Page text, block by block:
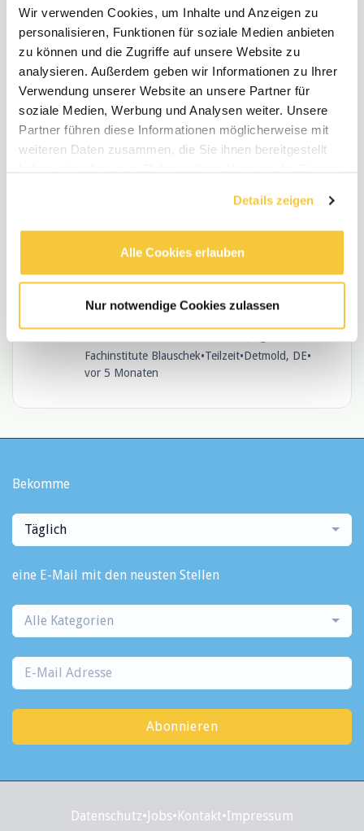
Wir verwenden Cookies, um Inhalte und Anzeigen zu
personalisieren, Funktionen für soziale Medien anbieten
zu können und die Zugriffe auf unsere Website zu
analysieren. Außerdem geben wir Informationen zu Ihrer
Verwendung unserer Website an unsere Partner für
soziale Medien, Werbung und Analysen weiter. Unsere
Partner führen diese Informationen möglicherweise mit
weiteren Daten zusammen, die Sie ihnen bereitgestellt
Details zeigen
Alle Cookies erlauben
Nur notwendige Cookies zulassen
Erzieher*in (m/w/d) in Steinheim
PariSozial Lippe gGmbH•Vollzeit•
Steinheim, NW, DE•vor 4 Monaten
Pädagogische Fachkraft oder Erzieher/in
(m/w/d)
vor 4 Monaten
Sozialpädagogen, Sozialarbeiter,
Heilerziehungspfleger oder Psychologen
(m/w/d) in der stationären Jugendhilfe
Fachinstitute Blauschek•Teilzeit•Detmold, DE•
vor 5 Monaten
Bekomme
Täglich
eine E-Mail mit den neusten Stellen
Alle Kategorien
Abonnieren
Datenschutz•Jobs•Kontakt•Impressum